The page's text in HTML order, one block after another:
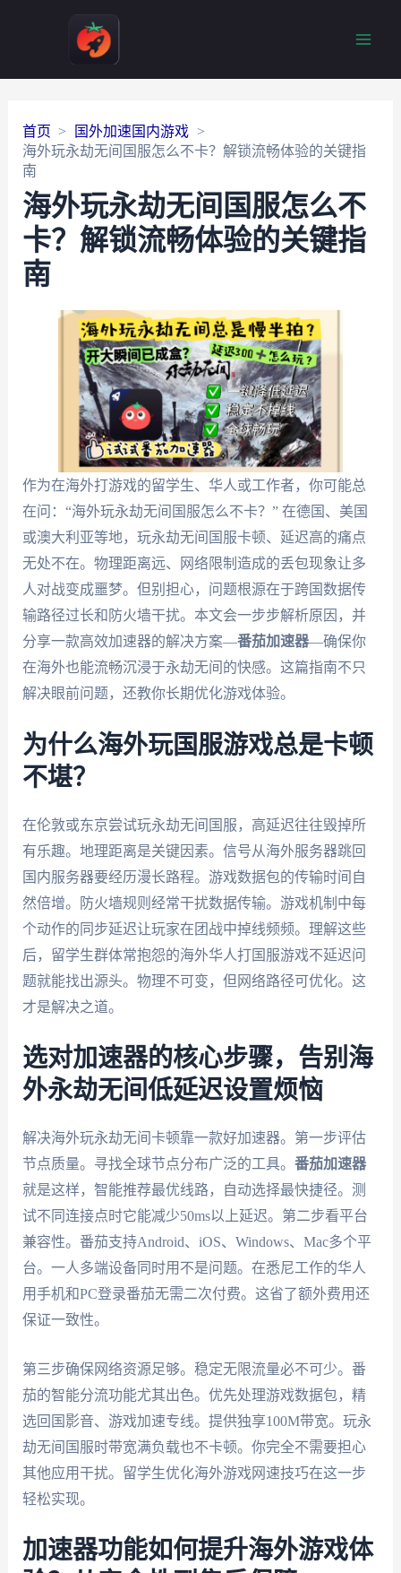
首页
国外加速国内游戏
海外玩永劫无间国服怎么不卡？解锁流畅体验的关键指
南
海外玩永劫无间国服怎么不
卡？解锁流畅体验的关键指
南
作为在海外打游戏的留学生、华人或工作者，你可能总
在问：“海外玩永劫无间国服怎么不卡？” 在德国、美国
或澳大利亚等地，玩永劫无间国服卡顿、延迟高的痛点
无处不在。物理距离远、网络限制造成的丢包现象让多
人对战变成噩梦。但别担心，问题根源在于跨国数据传
输路径过长和防火墙干扰。本文会一步步解析原因，并
分享一款高效加速器的解决方案—番茄加速器—确保你
在海外也能流畅沉浸于永劫无间的快感。这篇指南不只
解决眼前问题，还教你长期优化游戏体验。
为什么海外玩国服游戏总是卡顿
不堪？
在伦敦或东京尝试玩永劫无间国服，高延迟往往毁掉所
有乐趣。地理距离是关键因素。信号从海外服务器跳回
国内服务器要经历漫长路程。游戏数据包的传输时间自
然倍增。防火墙规则经常干扰数据传输。游戏机制中每
个动作的同步延迟让玩家在团战中掉线频频。理解这些
后，留学生群体常抱怨的海外华人打国服游戏不延迟问
题就能找出源头。物理不可变，但网络路径可优化。这
才是解决之道。
选对加速器的核心步骤，告别海
外永劫无间低延迟设置烦恼
解决海外玩永劫无间卡顿靠一款好加速器。第一步评估
节点质量。寻找全球节点分布广泛的工具。 番茄加速器
就是这样，智能推荐最优线路，自动选择最快捷径。测
试不同连接点时它能减少50ms以上延迟。第二步看平台
兼容性。番茄支持Android、iOS、Windows、Mac多个平
台。一人多端设备同时用不是问题。在悉尼工作的华人
用手机和PC登录番茄无需二次付费。这省了额外费用还
保证一致性。
第三步确保网络资源足够。稳定无限流量必不可少。番
茄的智能分流功能尤其出色。优先处理游戏数据包，精
选回国影音、游戏加速专线。提供独享100M带宽。玩永
劫无间国服时带宽满负载也不卡顿。你完全不需要担心
其他应用干扰。留学生优化海外游戏网速技巧在这一步
轻松实现。
加速器功能如何提升海外游戏体